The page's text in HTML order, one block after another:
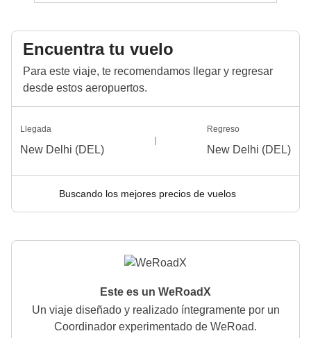
Encuentra tu vuelo
Para este viaje, te recomendamos llegar y regresar
desde estos aeropuertos.
Llegada
New Delhi (DEL)
Regreso
New Delhi (DEL)
Buscando los mejores precios de vuelos
Este es un WeRoadX
Un viaje diseñado y realizado íntegramente por un
Coordinador experimentado de WeRoad.